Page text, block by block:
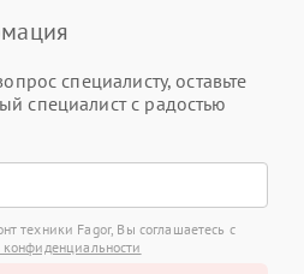
специалисту, оставьте
специалист с радостью
техники Fagor, Вы соглашаетесь с